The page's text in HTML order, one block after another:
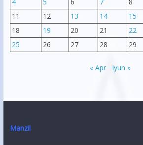
11
12 13 14 15
18
19 20 21 22
25
26 27 28 29
« Apr Iyun »
Manzil